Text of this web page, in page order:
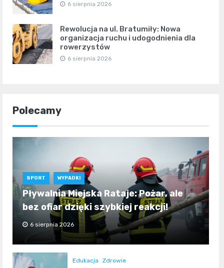
6 sierpnia 2026
Rewolucja na ul. Bratumiły: Nowa
organizacja ruchu i udogodnienia dla
rowerzystów
6 sierpnia 2026
Polecamy
SPORT WYPADKI
Pływalnia Miejska Rataje: Pożar, ale
bez ofiar dzięki szybkiej reakcji!
6 sierpnia 2026
Edukacja Zdrowie